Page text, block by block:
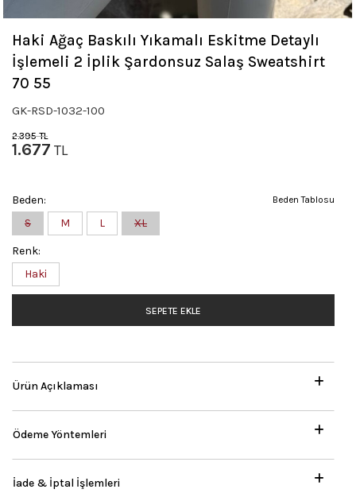
Haki Ağaç Baskılı Yıkamalı Eskitme Detaylı
İşlemeli 2 İplik Şardonsuz Salaş Sweatshirt
70 55
GK-RSD-1032-100
2.395TL
1.677 TL
Beden Tablosu
Beden:
S
M L XL
Renk:
Haki
SEPETE EKLE
Ürün Açıklaması
Ödeme Yöntemleri
İade & İptal İşlemleri